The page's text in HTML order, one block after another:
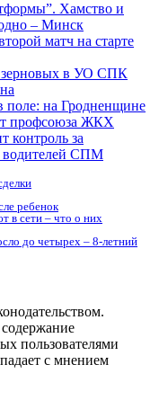
Хамство и
– Минск
матч на старте
зерновых в УО СПК
поле: на Гродненщине
профсоюза ЖКХ
контроль за
водителей СПМ
ребенок
в сети – что о них
до четырех – 8-летний
содержание
пользователями
с мнением